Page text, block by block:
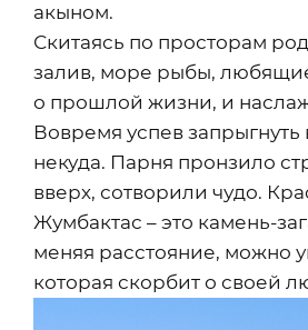
акыном.
Скитаясь по просторам
залив, море рыбы,
о прошлой жизни, и
Вовремя успев
некуда. Парня пронзило
вверх, сотворили чудо.
Жумбактас – это камень-
меняя расстояние, можно
которая скорбит о своей